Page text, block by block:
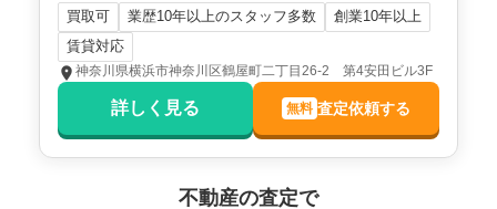
買取可 業歴10年以上のスタッフ多数
創業10年以上
賃貸対応
神奈川県横浜市神奈川区鶴屋町二丁目26-2 第4安田ビル3F
詳しく見る 無料 査定依頼する
不動産の査定で